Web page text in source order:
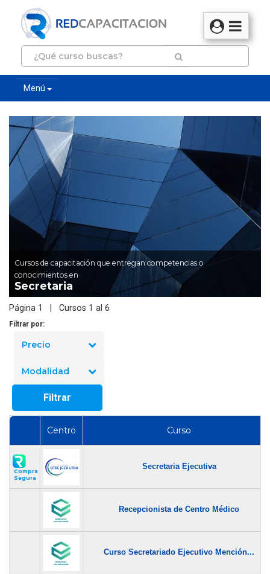
Menú
Cursos de capacitación que entregan competencias o
conocimientos en
Secretaria
Página 1 | Cursos 1 al 6
Filtrar por:
Precio
Modalidad
Filtrar
Centro Curso
Compra
Segura
Secretaria Ejecutiva
Recepcionista de Centro Médico
Curso Secretariado Ejecutivo Mención...